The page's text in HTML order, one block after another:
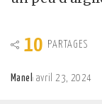
10 PARTAGES
Manel avril 23, 2024